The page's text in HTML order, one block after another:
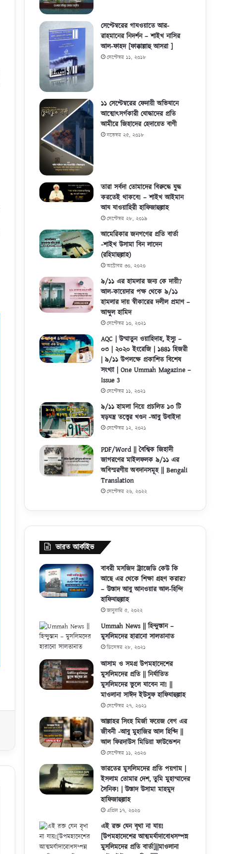
সেপ্টেম্বরের গাযওয়াতে আর-
রাহমানের নিদর্শন – শাইখ নাসির
আল-ফাহদ [ফাক্কাল্লাহু আসরা ]
সেপ্টেম্বর ১১, ২০১৮
১১ সেপ্টেম্বরের ফেদায়ী অভিযানে
আত্মোৎসর্গকারী যোদ্ধাদের প্রতি
আমীরে জিহাদের হেদায়েত বাণী
নভেম্বর ২৫, ২০১৮
তারা সর্বদা তোমাদের বিরুদ্ধে যুদ্ধ
করতেই থাকবে! – শাইখ আইমান
আয যাওয়াহিরী হাফিজাহুল্লাহ
সেপ্টেম্বর ২৮, ২০১৯
আমেরিকার জনগণের প্রতি বার্তা
-শাইখ উসামা বিন লাদেন
(রহিমাহুল্লাহ)
অক্টোবর ৩০, ২০২০
৯/১১ এর হামলার জন্য কে দায়ী?
আল-কায়েদার পক্ষ থেকে ৯/১১
হামলার দায় স্বীকারের দলীল প্রমাণ –
আব্দুল হামিদ
সেপ্টেম্বর ১০, ২০২১
AQC | উম্মাতুন ওয়াহিদাহ, ইস্যু –
০৩ | ২০২০ ইংরেজি | ১৪৪১ হিজরী
| ৯/১১ উপলক্ষে প্রকাশিত বিশেষ
সংখ্যা | One Ummah Magazine –
Issue 3
সেপ্টেম্বর ১১, ২০২১
৯/১১ হামলা নিয়ে প্রচলিত ১৩ টি
ষড়যন্ত্র তত্ত্বের খণ্ডন -আবু উবাইদা
সেপ্টেম্বর ১২, ২০২১
PDF/Word || বৈশ্বিক জিহাদী
জাগরণের মাইলফলক ৯/১১ এর
অবিস্মরণীয় অবদানসমূহ || Bengali
Translation
সেপ্টেম্বর ২৬, ২০২২
ভারত আর্কাইভ
বাবরী মসজিদ ট্র্যাজেডি কেউ কি
আছে এর থেকে শিক্ষা গ্রহণ করার?
– উস্তাদ আবু আনওয়ার আল-হিন্দি
হাফিযাহুল্লাহ
জানুয়ারি ৫, ২০২২
Ummah News || হিন্দুস্তান –
মুসলিমদের হারানো সালতানাত
ডিসেম্বর ২৮, ২০২১
আসাম ও সমগ্র উপমহাদেশের
মুসলিমদের প্রতি || নির্যাতিত
মুসলিমদের ভুলে যাবেন না! ||
মাওলানা সাঈদ ইউসুফ হাফিযাহুল্লাহ
সেপ্টেম্বর ২৭, ২০২১
আল্লাহর সিংহ মির্জা ফয়েজ বেগ এর
জীবনী -আবু মুহাজির আল হিণ্দি ||
আল ফিরদাউস মিডিয়া ফাউন্ডেশন
সেপ্টেম্বর ১১, ২০২০
ভারতের মুসলিমদের প্রতি পয়গাম |
ইসলাম তোমার দেশ, তুমি মুহাম্মাদের
সৈনিক! | উস্তাদ উসামা মাহমুদ
হাফিজাহুল্লাহ
এপ্রিল ১৭, ২০২০
এই রক্ত যেন বৃথা না যায়!
[উপমহাদেশের আত্মমর্যাদাবোধসম্পন্ন
মুসলিমদের প্রতি বার্তা]||মাওলানা